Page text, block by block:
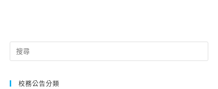
Search
for:
校務公告分類